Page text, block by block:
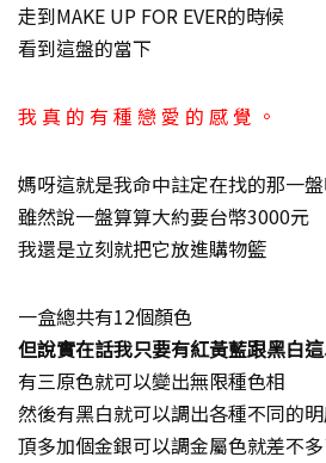
走到MAKE UP FOR EVER的時候
看到這盤的當下
我 真 的 有 種 戀 愛 的 感 覺 。
媽呀這就是我命中註定在找的那一
雖然說一盤算算大約要台幣3000元
我還是立刻就把它放進購物籃
一盒總共有12個顏色
但說實在話我只要有紅黃藍跟黑白
有三原色就可以變出無限種色相
然後有黑白就可以調出各種不同的
頂多加個金銀可以調金屬色就差不